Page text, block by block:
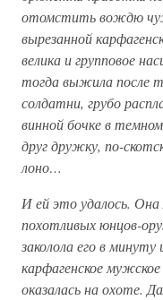
отомстить вождю
вырезанной
велика и групповое
тогда выжила после
солдатни, грубо
винной бочке в
друг дружку, по-
лоно…
И ей это удалось. Она
похотливых юнцов-
заколола его в
карфагенское
оказалась на охоте.